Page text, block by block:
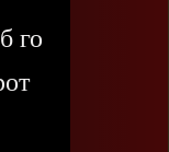
го